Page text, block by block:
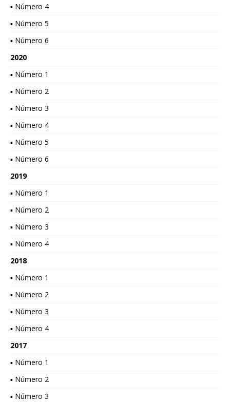
▪ Número 4
▪ Número 5
▪ Número 6
2020
▪ Número 1
▪ Número 2
▪ Número 3
▪ Número 4
▪ Número 5
▪ Número 6
2019
▪ Número 1
▪ Número 2
▪ Número 3
▪ Número 4
2018
▪ Número 1
▪ Número 2
▪ Número 3
▪ Número 4
2017
▪ Número 1
▪ Número 2
▪ Número 3